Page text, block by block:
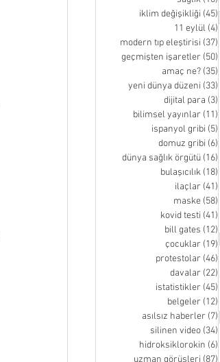
iklim değişikliği (45)
11 eylül (4)
modern tıp eleştirisi (37)
geçmişten işaretler (50)
amaç ne? (35)
yeni dünya düzeni (33)
dijital para (3)
bilimsel yayınlar (11)
ispanyol gribi (5)
domuz gribi (6)
dünya sağlık örgütü (16)
bulaşıcılık (18)
ilaçlar (41)
maske (58)
kovid testi (41)
bill gates (12)
çocuklar (19)
protestolar (46)
davalar (22)
istatistikler (45)
belgeler (12)
asılsız haberler (7)
silinen video (34)
hidroksiklorokin (6)
uzman görüşleri (87)